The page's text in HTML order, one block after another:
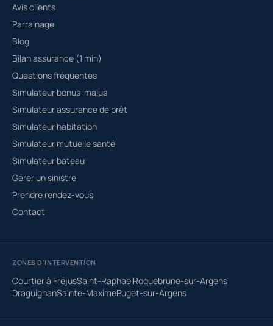
Avis clients
Parrainage
Blog
Bilan assurance (1 min)
Questions fréquentes
Simulateur bonus-malus
Simulateur assurance de prêt
Simulateur habitation
Simulateur mutuelle santé
Simulateur bateau
Gérer un sinistre
Prendre rendez-vous
Contact
ZONES D'INTERVENTION
Courtier à FréjusSaint-RaphaëlRoquebrune-sur-Argens
DraguignanSainte-MaximePuget-sur-Argens